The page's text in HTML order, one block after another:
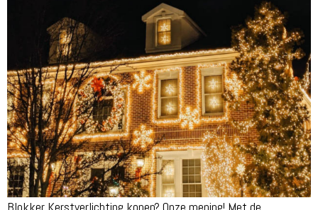
Blokker Kerstverlichting kopen? Onze mening! Met de